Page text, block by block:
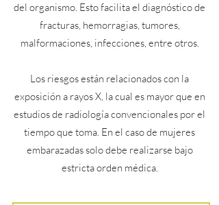
del organismo. Esto facilita el diagnóstico de
fracturas, hemorragias, tumores,
malformaciones, infecciones, entre otros.
Los riesgos están relacionados con la
exposición a rayos X, la cual es mayor que en
estudios de radiología convencionales por el
tiempo que toma. En el caso de mujeres
embarazadas solo debe realizarse bajo
estricta orden médica.